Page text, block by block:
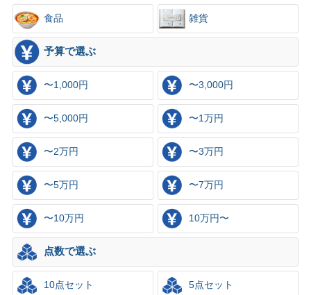
食品 雑貨
予算で選ぶ
〜1,000円 〜3,000円
〜5,000円 〜1万円
〜2万円 〜3万円
〜5万円 〜7万円
〜10万円 10万円〜
点数で選ぶ
10点セット 5点セット